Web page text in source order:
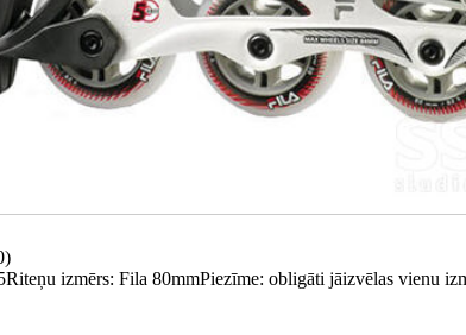
izmērs: Fila 80mmPiezīme: obligāti jāizvēlas vienu